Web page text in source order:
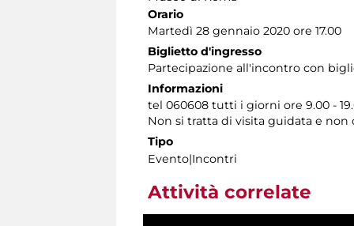
Orario
Martedì 28 gennaio 2020 ore 17.00
Biglietto d'ingresso
Partecipazione all'incontro con
Informazioni
tel 060608 tutti i giorni ore 9.00 -
Non si tratta di visita guidata e non
Tipo
Evento|Incontri
Attività correlate